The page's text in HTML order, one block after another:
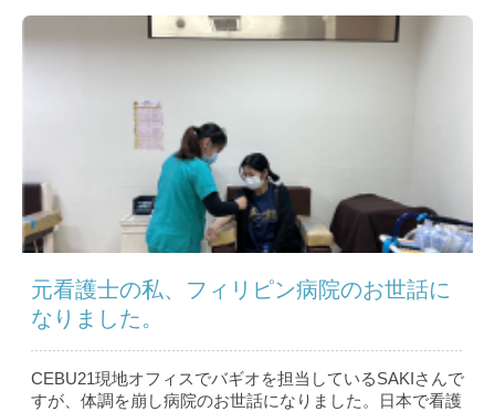
元看護士の私、フィリピン病院のお世話に
なりました。
CEBU21現地オフィスでバギオを担当しているSAKIさんで
すが、体調を崩し病院のお世話になりました。日本で看護